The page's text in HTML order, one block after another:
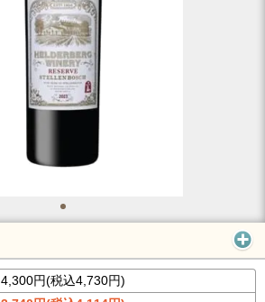
4,300円(税込4,730円)